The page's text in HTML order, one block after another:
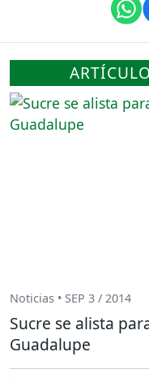
Noticias • SEP 3 / 2014
Sucre se alista
Guadalupe